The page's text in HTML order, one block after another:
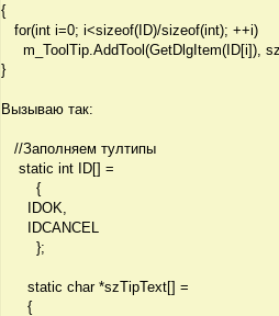
{
for(int i=0; i<sizeof(ID)/sizeof(int); ++i)
m_ToolTip.AddTool(GetDlgItem(ID[i]),
}
Вызываю так:
//Заполняем тултипы
static int ID[] =
{
IDOK,
IDCANCEL
};
static char *szTipText[] =
{